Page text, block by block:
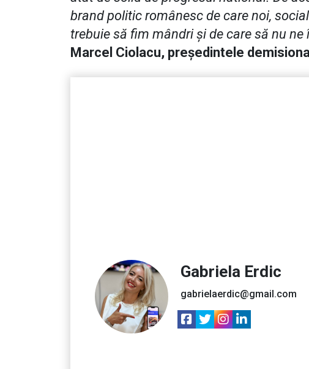
brand politic românesc de care noi,
trebuie să fim mândri și de care să nu ne
Marcel Ciolacu, președintele
Gabriela Erdic
gabrielaerdic@gmail.com